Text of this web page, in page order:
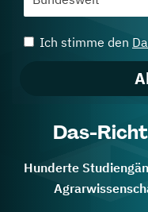
Ich stimme den
Das-
Hunderte